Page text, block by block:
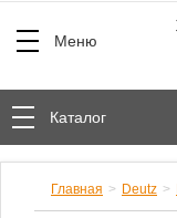
Меню
Каталог
Главная Deutz